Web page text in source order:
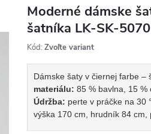
Moderné dámske
šatníka LK-SK-
Kód: Zvoľte variant
Dámske šaty v čiernej farbe –
materiálu: 85 % bavlna, 15 %
Údržba: perte v práčke na 30
výška 170 cm, hrudník 84 cm,